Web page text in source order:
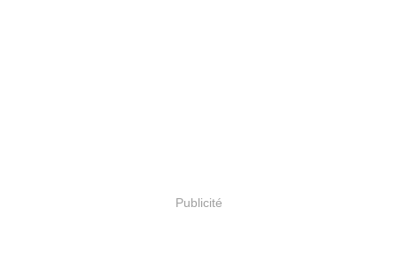
Publicité